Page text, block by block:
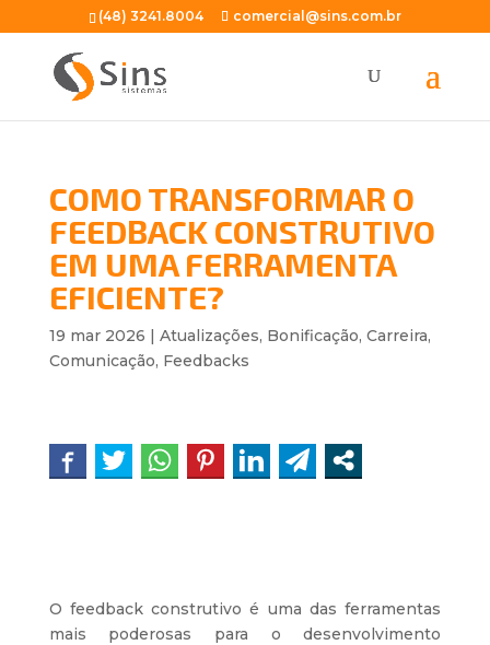
(48) 3241.8004 comercial@sins.com.br
COMO TRANSFORMAR O
FEEDBACK CONSTRUTIVO
EM UMA FERRAMENTA
EFICIENTE?
19 mar 2026 | Atualizações, Bonificação, Carreira,
Comunicação, Feedbacks
O feedback construtivo é uma das ferramentas
mais poderosas para o desenvolvimento